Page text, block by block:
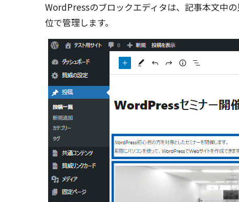
WordPressのブロックエディタは、記事本文中
位で管理します。